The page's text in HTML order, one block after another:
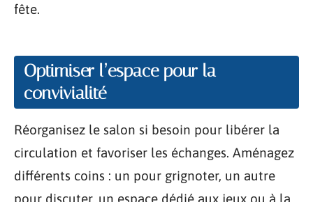
fête.
Optimiser l’espace pour la
convivialité
Réorganisez le salon si besoin pour libérer la
circulation et favoriser les échanges. Aménagez
différents coins : un pour grignoter, un autre
pour discuter, un espace dédié aux jeux ou à la